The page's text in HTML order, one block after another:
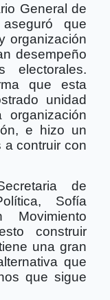
General de
que
organización
desempeño
electorales.
que esta
unidad
e hizo un
a contruir con
de
Sofía
construir
una gran
que
que sigue